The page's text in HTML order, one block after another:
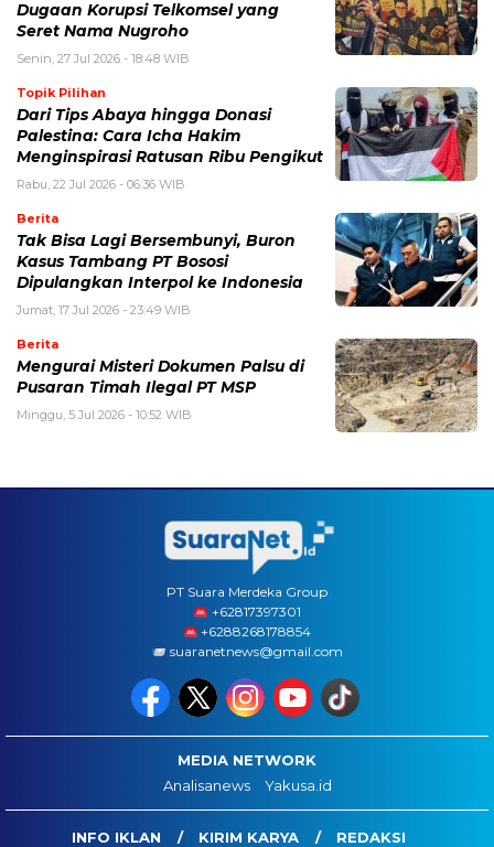
Dugaan Korupsi Telkomsel yang
Seret Nama Nugroho
Senin, 27 Jul 2026 - 18:48 WIB
Topik Pilihan
Dari Tips Abaya hingga Donasi
Palestina: Cara Icha Hakim
Menginspirasi Ratusan Ribu Pengikut
Rabu, 22 Jul 2026 - 06:36 WIB
Berita
Tak Bisa Lagi Bersembunyi, Buron
Kasus Tambang PT Bososi
Dipulangkan Interpol ke Indonesia
Jumat, 17 Jul 2026 - 23:49 WIB
Berita
Mengurai Misteri Dokumen Palsu di
Pusaran Timah Ilegal PT MSP
Minggu, 5 Jul 2026 - 10:52 WIB
PT Suara Merdeka Group
‪+62817397301
+6288268178854
suaranetnews@gmail.com
MEDIA NETWORK
Analisanews
Yakusa.id
INFO IKLAN KIRIM KARYA REDAKSI